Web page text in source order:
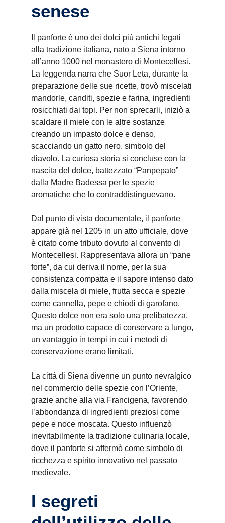
senese
Il panforte è uno dei dolci più antichi legati
alla tradizione italiana, nato a Siena intorno
all’anno 1000 nel monastero di Montecellesi.
La leggenda narra che Suor Leta, durante la
preparazione delle sue ricette, trovò miscelati
mandorle, canditi, spezie e farina, ingredienti
rosicchiati dai topi. Per non sprecarli, iniziò a
scaldare il miele con le altre sostanze
creando un impasto dolce e denso,
scacciando un gatto nero, simbolo del
diavolo. La curiosa storia si concluse con la
nascita del dolce, battezzato “Panpepato”
dalla Madre Badessa per le spezie
aromatiche che lo contraddistinguevano.
Dal punto di vista documentale, il panforte
appare già nel 1205 in un atto ufficiale, dove
è citato come tributo dovuto al convento di
Montecellesi. Rappresentava allora un “pane
forte”, da cui deriva il nome, per la sua
consistenza compatta e il sapore intenso dato
dalla miscela di miele, frutta secca e spezie
come cannella, pepe e chiodi di garofano.
Questo dolce non era solo una prelibatezza,
ma un prodotto capace di conservare a lungo,
un vantaggio in tempi in cui i metodi di
conservazione erano limitati.
La città di Siena divenne un punto nevralgico
nel commercio delle spezie con l’Oriente,
grazie anche alla via Francigena, favorendo
l’abbondanza di ingredienti preziosi come
pepe e noce moscata. Questo influenzò
inevitabilmente la tradizione culinaria locale,
dove il panforte si affermò come simbolo di
ricchezza e spirito innovativo nel passato
medievale.
I segreti